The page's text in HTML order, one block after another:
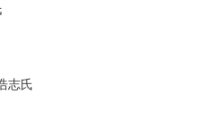
志氏